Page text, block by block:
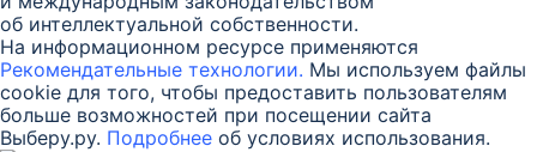
об интеллектуальной собственности.
На информационном ресурсе применяются
Рекомендательные технологии. Мы используем файлы
cookie для того, чтобы предоставить пользователям
больше возможностей при посещении сайта
Выберу.ру. Подробнее об условиях использования.